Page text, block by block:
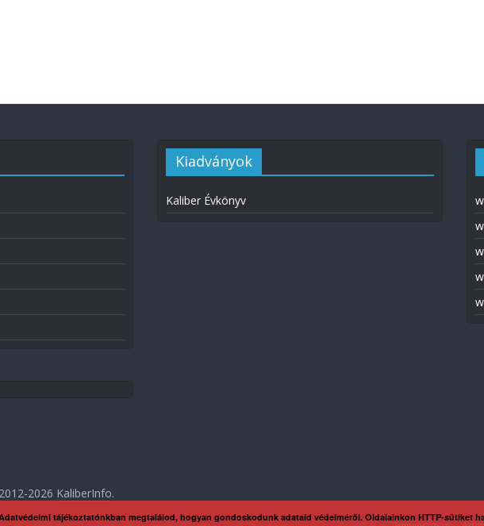
Kiadványok
Kaliber Évkönyv
2026 KaliberInfo.
tájékoztatónkban megtalálod, hogyan gondoskodunk adataid védelméről. Oldalainkon HTTP-sütiket